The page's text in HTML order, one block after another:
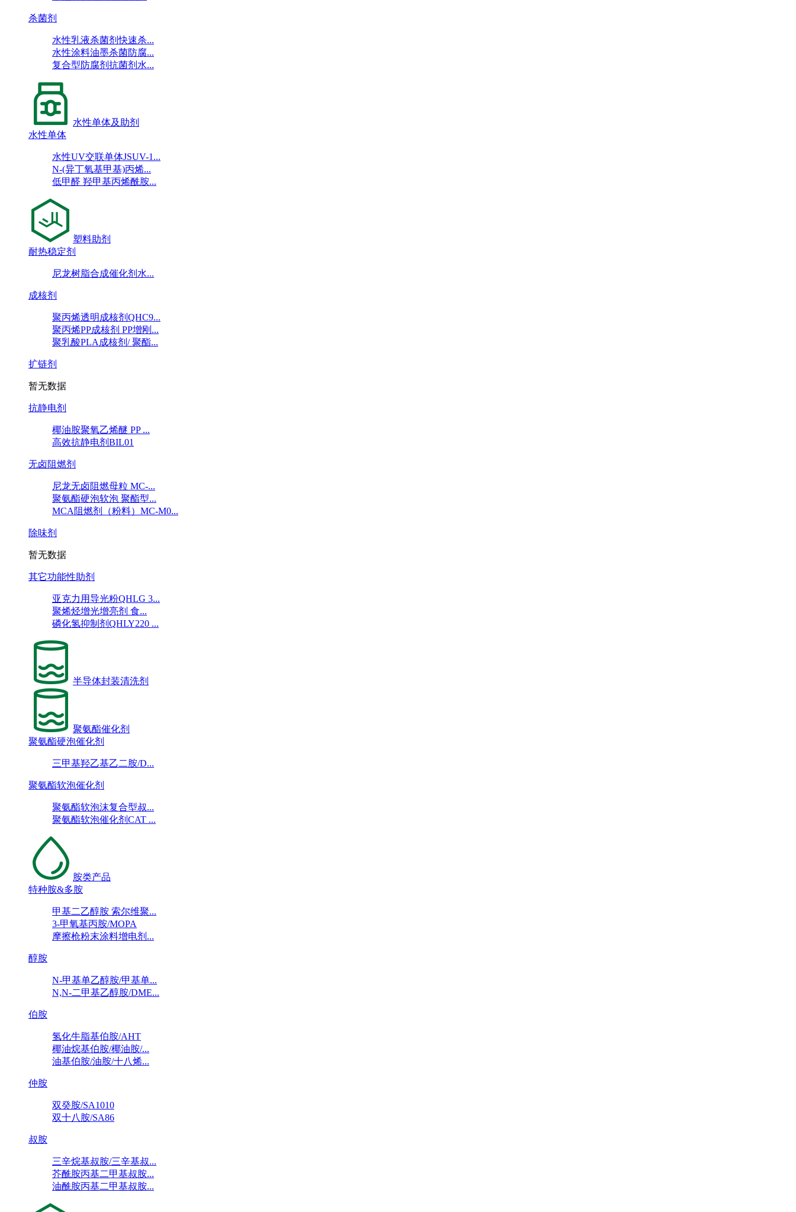
杀菌剂
水性乳液杀菌剂快速杀...
水性涂料油墨杀菌防腐...
复合型防腐剂抗菌剂水...
水性单体及助剂
水性单体
水性UV交联单体JSUV-1...
N-(异丁氧基甲基)丙烯...
低甲醛 羟甲基丙烯酰胺...
塑料助剂
耐热稳定剂
尼龙树脂合成催化剂水...
成核剂
聚丙烯透明成核剂QHC9...
聚丙烯PP成核剂 PP增刚...
聚乳酸PLA成核剂/ 聚酯...
扩链剂
暂无数据
抗静电剂
椰油胺聚氧乙烯醚 PP ...
高效抗静电剂BIL01
无卤阻燃剂
尼龙无卤阻燃母粒 MC-...
聚氨酯硬泡软泡 聚酯型...
MCA阻燃剂（粉料）MC-M0...
除味剂
暂无数据
其它功能性助剂
亚克力用导光粉QHLG 3...
聚烯烃增光增亮剂 食...
磷化氢抑制剂QHLY220 ...
半导体封装清洗剂
聚氨酯催化剂
聚氨酯硬泡催化剂
三甲基羟乙基乙二胺/D...
聚氨酯软泡催化剂
聚氨酯软泡沫复合型叔...
聚氨酯软泡催化剂CAT ...
胺类产品
特种胺&多胺
甲基二乙醇胺 索尔维聚...
3-甲氧基丙胺/MOPA
摩擦枪粉末涂料增电剂...
醇胺
N-甲基单乙醇胺/甲基单...
N,N-二甲基乙醇胺/DME...
伯胺
氢化牛脂基伯胺/AHT
椰油烷基伯胺/椰油胺/...
油基伯胺/油胺/十八烯...
仲胺
双癸胺/SA1010
双十八胺/SA86
叔胺
三辛烷基叔胺/三辛基叔...
芥酰胺丙基二甲基叔胺...
油酰胺丙基二甲基叔胺...